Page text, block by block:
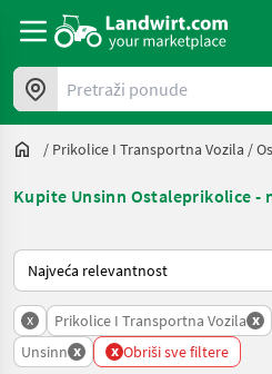
Pretraži ponude
/ Prikolice I Transportna Vozila /
Kupite Unsinn Ostaleprikolice -
Način na koji sortira Landwirt.com
x Prikolice I Transportna Vozila x
Unsinn x x Obriši sve filtere